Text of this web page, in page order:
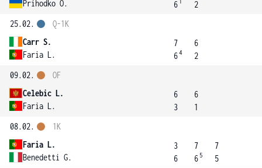
Prihodko O.
6
2
25.02.
Carr S.
Faria L.
Q-1K
7
64
6
2
09.02.
Celebic L.
Faria L.
OF
6
3
6
1
08.02.
Faria L.
Benedetti G.
1K
3
6
7
6 5
7
5